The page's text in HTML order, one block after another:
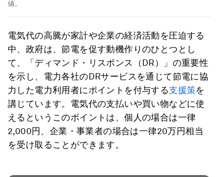
値。
電気代の高騰が家計や企業の経済活動を圧迫する
中、政府は、節電を促す動機作りのひとつとし
て、「ディマンド・リスポンス（DR）」の重要性
を示し、電力各社のDRサービスを通じて節電に協
力した電力利用者にポイントを付与する支援策を
講じています。電気代の支払いや買い物などに使
えるというこのポイントは、個人の場合は一律
2,000円、企業・事業者の場合は一律20万円相当
を受け取ることができます。